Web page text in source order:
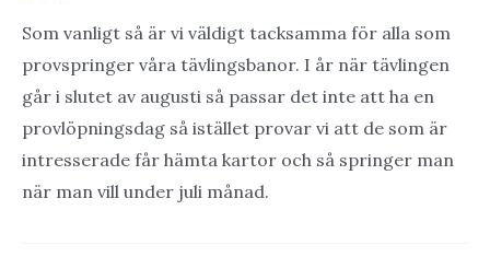
Som vanligt så är vi väldigt tacksamma för alla som
provspringer våra tävlingsbanor. I år när tävlingen
går i slutet av augusti så passar det inte att ha en
provlöpningsdag så istället provar vi att de som är
intresserade får hämta kartor och så springer man
när man vill under juli månad.